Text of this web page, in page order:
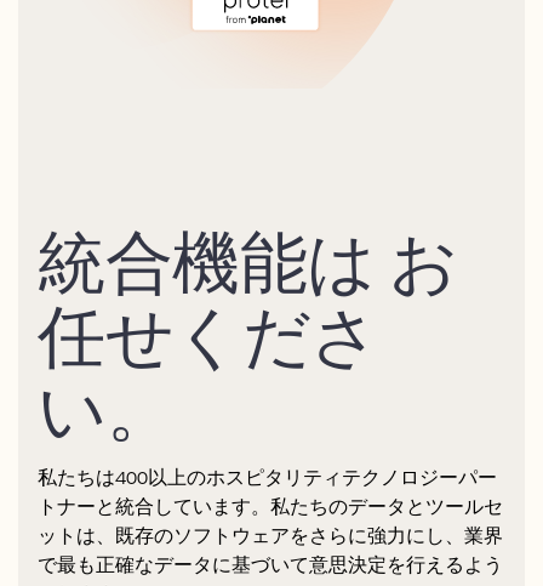
統合機能は お
任せくださ
い。
私たちは400以上のホスピタリティテクノロジーパー
トナーと統合しています。私たちのデータとツールセ
ットは、既存のソフトウェアをさらに強力にし、業界
で最も正確なデータに基づいて意思決定を行えるよう